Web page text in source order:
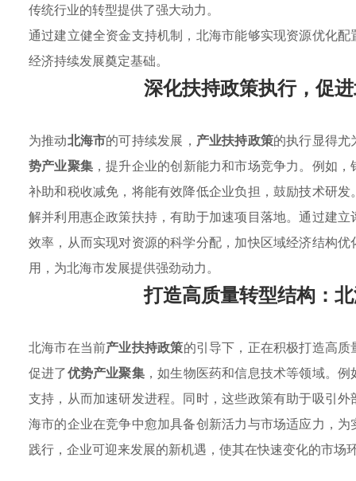
传统行业的转型提供了强大动力。
通过建立健全资金支持机制，北海市能够实现资源优化
经济持续发展奠定基础。
深化扶持政策执行，促
为推动北海市的可持续发展， 产业扶持政策的执行显得尤
势产业聚集 ，提升企业的创新能力和市场竞争力。例如
补助和税收减免，将能有效降低企业负担，鼓励技术研
解并利用惠企政策扶持，有助于加速项目落地。通过建
效率，从而实现对资源的科学分配，加快区域经济结构
用，为北海市发展提供强劲动力。
打造高质量转型结构：
北海市在当前产业扶持政策的引导下，正在积极打造高
促进了优势产业聚集，如生物医药和信息技术等领域。
支持，从而加速研发进程。同时，这些政策有助于吸引
海市的企业在竞争中愈加具备创新活力与市场适应力，
践行，企业可迎来发展的新机遇，使其在快速变化的市场